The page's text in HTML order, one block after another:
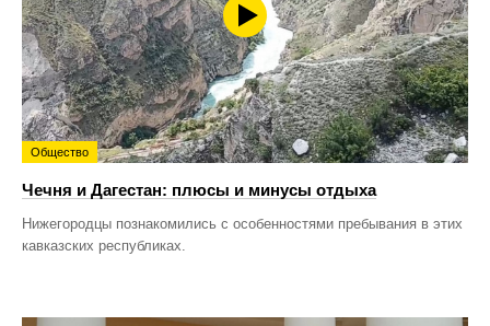
Общество
Чечня и Дагестан: плюсы и минусы отдыха
Нижегородцы познакомились с особенностями пребывания в этих
кавказских республиках.